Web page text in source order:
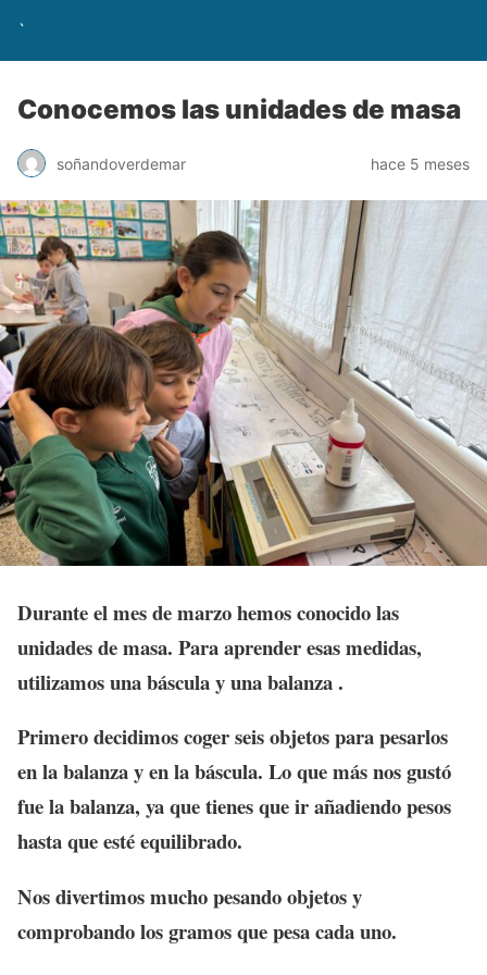
`
Conocemos las unidades de masa
soñandoverdemar hace 5 meses
Durante el mes de marzo hemos conocido las
unidades de masa. Para aprender esas medidas,
utilizamos una báscula y una balanza .
Primero decidimos coger seis objetos para pesarlos
en la balanza y en la báscula. Lo que más nos gustó
fue la balanza, ya que tienes que ir añadiendo pesos
hasta que esté equilibrado.
Nos divertimos mucho pesando objetos y
comprobando los gramos que pesa cada uno.